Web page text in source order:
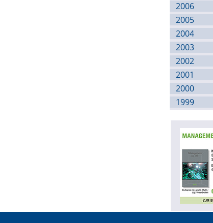
2006
2005
2004
2003
2002
2001
2000
1999